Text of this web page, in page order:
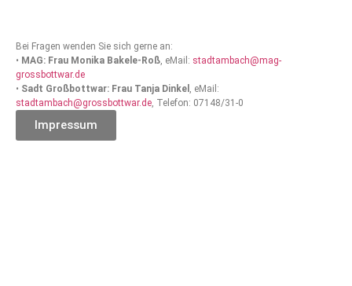
Bei Fragen wenden Sie sich gerne an:
• MAG: Frau Monika Bakele-Roß, eMail: stadtambach@mag-
grossbottwar.de
• Sadt Großbottwar: Frau Tanja Dinkel , eMail:
stadtambach@grossbottwar.de, Telefon: 07148/31-0
Impressum